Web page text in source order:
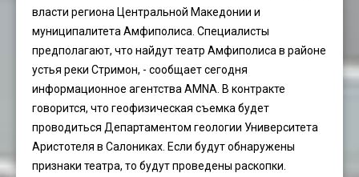
власти региона Центральной Македонии и
муниципалитета Амфиполиса. Специалисты
предполагают, что найдут театр Амфиполиса в районе
устья реки Стримон, - сообщает сегодня
информационное агентства AMNA. В контракте
говорится, что геофизическая съемка будет
проводиться Департаментом геологии Университета
Аристотеля в Салониках. Если будут обнаружены
признаки театра, то будут проведены раскопки.